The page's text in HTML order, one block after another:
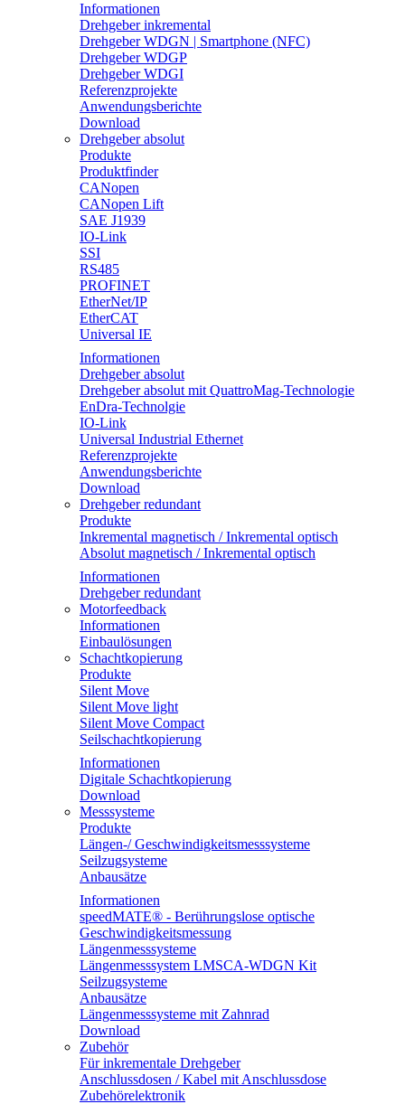
Informationen
Drehgeber inkremental
Drehgeber WDGN | Smartphone (NFC)
Drehgeber WDGP
Drehgeber WDGI
Referenzprojekte
Anwendungsberichte
Download
Drehgeber absolut
Produkte
Produktfinder
CANopen
CANopen Lift
SAE J1939
IO-Link
SSI
RS485
PROFINET
EtherNet/IP
EtherCAT
Universal IE
Informationen
Drehgeber absolut
Drehgeber absolut mit QuattroMag-Technologie
EnDra-Technolgie
IO-Link
Universal Industrial Ethernet
Referenzprojekte
Anwendungsberichte
Download
Drehgeber redundant
Produkte
Inkremental magnetisch / Inkremental optisch
Absolut magnetisch / Inkremental optisch
Informationen
Drehgeber redundant
Motorfeedback
Informationen
Einbaulösungen
Schachtkopierung
Produkte
Silent Move
Silent Move light
Silent Move Compact
Seilschachtkopierung
Informationen
Digitale Schachtkopierung
Download
Messsysteme
Produkte
Längen-/ Geschwindigkeitsmesssysteme
Seilzugsysteme
Anbausätze
Informationen
speedMATE® - Berührungslose optische
Geschwindigkeitsmessung
Längenmesssysteme
Längenmesssystem LMSCA-WDGN Kit
Seilzugsysteme
Anbausätze
Längenmesssysteme mit Zahnrad
Download
Zubehör
Für inkrementale Drehgeber
Anschlussdosen / Kabel mit Anschlussdose
Zubehörelektronik